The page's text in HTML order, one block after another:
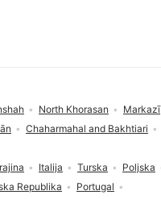
stranica
Italija Turska Poljska
Republika
Portugal
North Khorasan Markazī
Chaharmahal and Bakhtiari